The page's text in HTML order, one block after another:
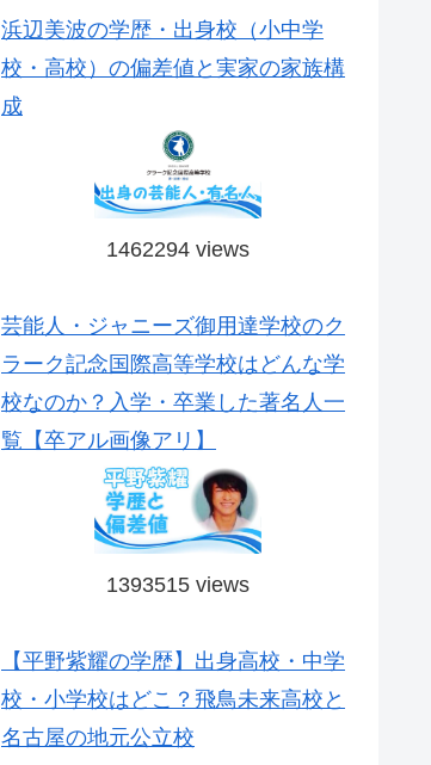
浜辺美波の学歴・出身校（小中学
校・高校）の偏差値と実家の家族構
成
1462294 views
芸能人・ジャニーズ御用達学校のク
ラーク記念国際高等学校はどんな学
校なのか？入学・卒業した著名人一
覧【卒アル画像アリ】
1393515 views
【平野紫耀の学歴】出身高校・中学
校・小学校はどこ？飛鳥未来高校と
名古屋の地元公立校